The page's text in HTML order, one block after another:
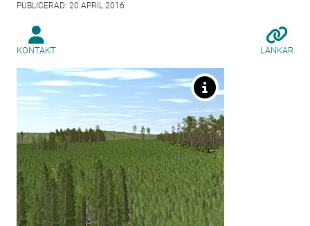
PUBLICERAD: 20 APRIL 2016
KONTAKT LÄNKAR